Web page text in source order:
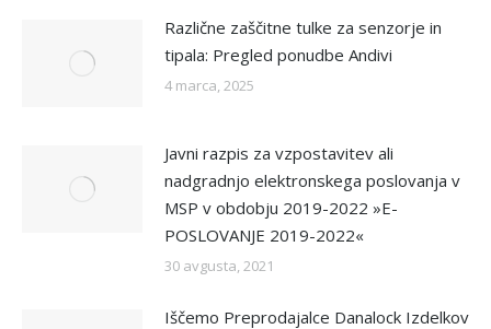
Različne zaščitne tulke za senzorje in
tipala: Pregled ponudbe Andivi
4 marca, 2025
Javni razpis za vzpostavitev ali
nadgradnjo elektronskega poslovanja v
MSP v obdobju 2019-2022 »E-
POSLOVANJE 2019-2022«
30 avgusta, 2021
Iščemo Preprodajalce Danalock Izdelkov